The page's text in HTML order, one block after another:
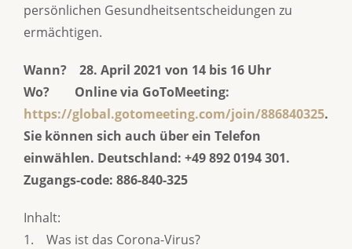
persönlichen Gesundheitsentscheidungen zu
ermächtigen.
Wann? 28. April 2021 von 14 bis 16 Uhr
Wo? Online via GoToMeeting:
https://global.gotomeeting.com/join/886840325.
Sie können sich auch über ein Telefon
einwählen. Deutschland: +49 892 0194 301.
Zugangs-code: 886-840-325
Inhalt:
1. Was ist das Corona-Virus?